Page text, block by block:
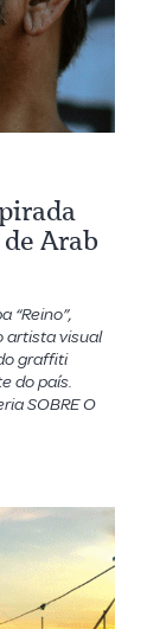
Arab
“Reino”,
artista visual
graffiti
do país.
SOBRE O